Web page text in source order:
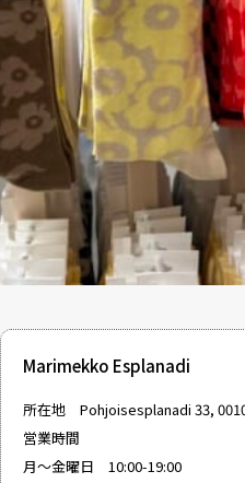
Marimekko Esplanadi
所在地 Pohjoisesplanadi 33,
営業時間
月〜金曜日 10:00-19:00